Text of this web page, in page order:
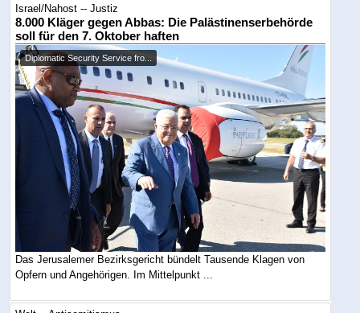
Israel/Nahost -- Justiz
8.000 Kläger gegen Abbas: Die Palästinenserbehörde
soll für den 7. Oktober haften
Diplomatic Security Service fro...
Das Jerusalemer Bezirksgericht bündelt Tausende Klagen von
Opfern und Angehörigen. Im Mittelpunkt ...